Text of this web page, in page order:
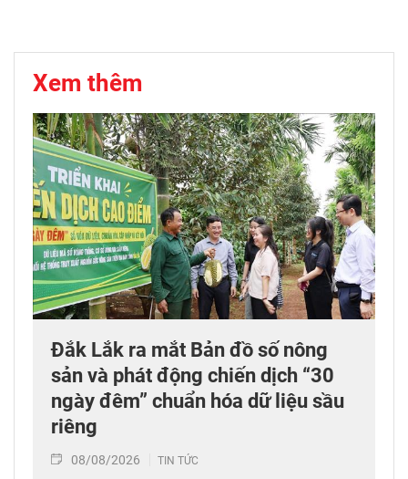
Xem thêm
Đắk Lắk ra mắt Bản đồ số nông
sản và phát động chiến dịch “30
ngày đêm” chuẩn hóa dữ liệu sầu
riêng
08/08/2026 TIN TỨC